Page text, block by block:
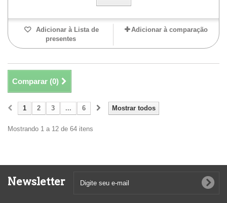
Adicionar à Lista de
presentes
Adicionar à comparação
Comparar (0)
Mostrar todos
1 2 3 ... 6
Mostrando 1 a 12 de 64 itens
Newsletter